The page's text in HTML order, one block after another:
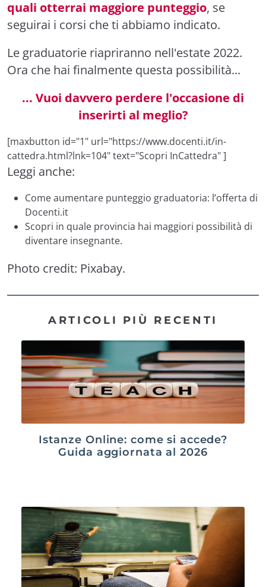
quali otterrai maggiore punteggio, se
seguirai i corsi che ti abbiamo indicato.
Le graduatorie riapriranno nell'estate 2022.
Ora che hai finalmente questa possibilità...
... Vuoi davvero perdere l'occasione di
inserirti al meglio?
[maxbutton id="1" url="https://www.docenti.it/in-
cattedra.html?lnk=104" text="Scopri InCattedra" ]
Leggi anche:
Come aumentare punteggio graduatoria: l’offerta di
Docenti.it
Scopri in quale provincia hai maggiori possibilità di
diventare insegnante.
Photo credit: Pixabay.
ARTICOLI PIÙ RECENTI
Istanze Online: come si accede?
Guida aggiornata al 2026